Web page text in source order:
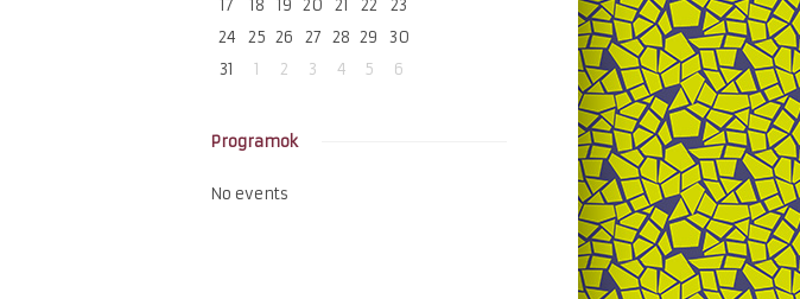
17
18 19 20 21 22
23
24
25 26 27 28 29
30
31
1 2 3 4 5 6
Programok
No events